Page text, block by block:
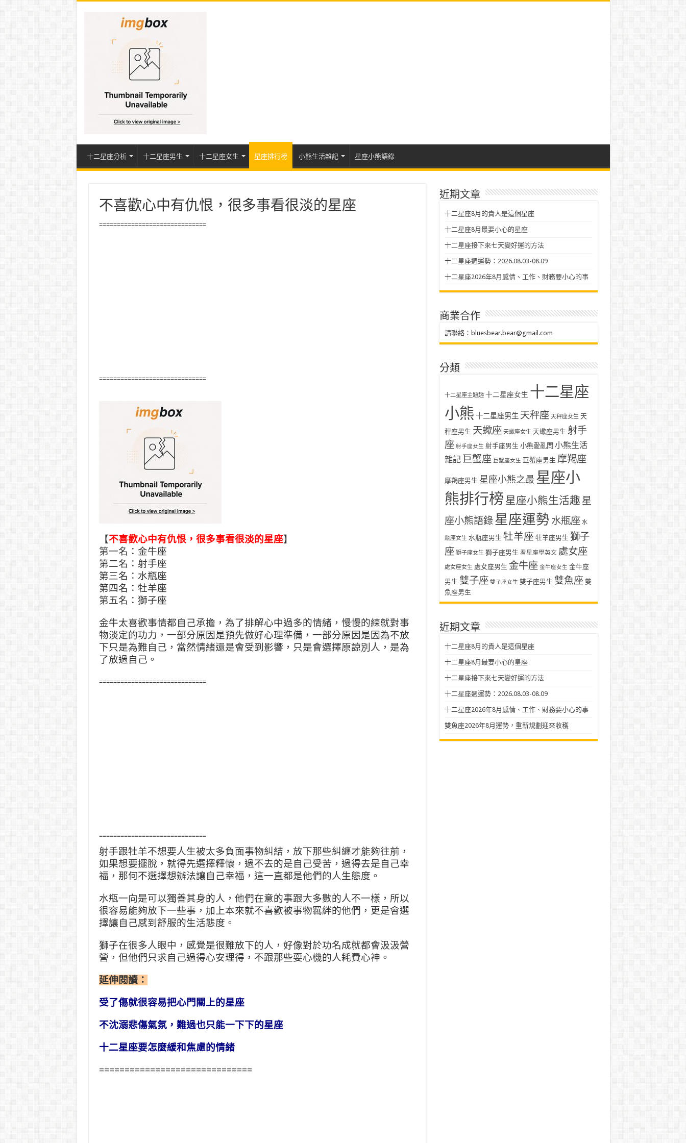
十二星座分析 十二星座男生 十二星座女生 星座排行榜 小熊生活雜記 星座小熊語錄
不喜歡心中有仇恨，很多事看很淡的星座
==============================
==============================
【不喜歡心中有仇恨，很多事看很淡的星座】
第一名：金牛座
第二名：射手座
第三名：水瓶座
第四名：牡羊座
第五名：獅子座
金牛太喜歡事情都自己承擔，為了排解心中過多的情緒，慢慢的練就對事
物淡定的功力，一部分原因是預先做好心理準備，一部分原因是因為不放
下只是為難自己，當然情緒還是會受到影響，只是會選擇原諒別人，是為
了放過自己。
==============================
==============================
射手跟牡羊不想要人生被太多負面事物糾結，放下那些糾纏才能夠往前，
如果想要擺脫，就得先選擇釋懷，過不去的是自己受苦，過得去是自己幸
福，那何不選擇想辦法讓自己幸福，這一直都是他們的人生態度。
水瓶一向是可以獨善其身的人，他們在意的事跟大多數的人不一樣，所以
很容易能夠放下一些事，加上本來就不喜歡被事物羈絆的他們，更是會選
擇讓自己感到舒服的生活態度。
獅子在很多人眼中，感覺是很難放下的人，好像對於功名成就都會汲汲營
營，但他們只求自己過得心安理得，不跟那些耍心機的人耗費心神。
延伸閱讀：
受了傷就很容易把心門關上的星座
不沈溺悲傷氣氛，難過也只能一下下的星座
十二星座要怎麼緩和焦慮的情緒
==============================
近期文章
十二星座8月的貴人是這個星座
十二星座8月最要小心的星座
十二星座接下來七天變好運的方法
十二星座週運勢：2026.08.03-08.09
十二星座2026年8月感情、工作、財務要小心的事
商業合作
請聯絡： bluesbear.bear@gmail.com
分類
十二星座主題趣 十二星座女生 十二星座
小熊 十二星座男生 天秤座 天秤座女生 天
秤座男生 天蠍座 天蠍座女生 天蠍座男生 射手
座 射手座女生 射手座男生 小熊愛亂問 小熊生活
雜記 巨蟹座 巨蟹座女生 巨蟹座男生 摩羯座
摩羯座男生 星座小熊之最 星座小
熊排行榜 星座小熊生活趣 星
座小熊語錄星座運勢 水瓶座 水
瓶座女生 水瓶座男生 牡羊座 牡羊座男生 獅子
座 獅子座女生 獅子座男生 看星座學英文 處女座
處女座女生 處女座男生 金牛座 金牛座女生 金牛座
男生 雙子座 雙子座女生 雙子座男生 雙魚座 雙
魚座男生
近期文章
十二星座8月的貴人是這個星座
十二星座8月最要小心的星座
十二星座接下來七天變好運的方法
十二星座週運勢：2026.08.03-08.09
十二星座2026年8月感情、工作、財務要小心的事
雙魚座2026年8月運勢，重新規劃迎來收穫